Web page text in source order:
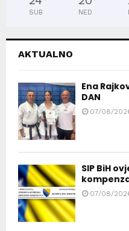
SUB NED
AKTUALNO
Ena
DAN
07/08/
SIP BiH
07/08/